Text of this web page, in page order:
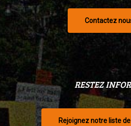
Contactez
RESTEZ
Rejoignez notre liste